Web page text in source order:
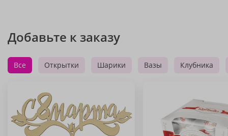
Добавьте к заказу
Все Открытки Шарики Вазы Клубника